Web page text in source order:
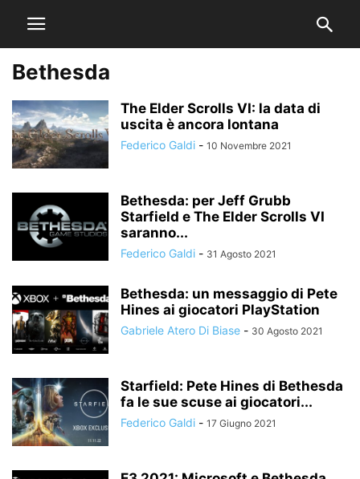
Bethesda
The Elder Scrolls VI: la data di
uscita è ancora lontana
Federico Galdi - 10 Novembre 2021
Bethesda: per Jeff Grubb
Starfield e The Elder Scrolls VI
saranno...
Federico Galdi - 31 Agosto 2021
Bethesda: un messaggio di Pete
Hines ai giocatori PlayStation
Gabriele Atero Di Biase - 30 Agosto 2021
Starfield: Pete Hines di Bethesda
fa le sue scuse ai giocatori...
Federico Galdi - 17 Giugno 2021